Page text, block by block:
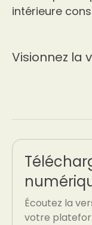
intérieure
Visionnez la
Écoutez la
votre